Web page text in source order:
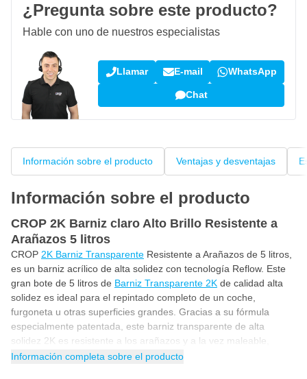
¿Pregunta sobre este producto?
Hable con uno de nuestros especialistas
Llamar E-mail WhatsApp
Chat
Información sobre el producto Ventajas y desventajas
Información sobre el producto
CROP 2K Barniz claro Alto Brillo Resistente a
Arañazos 5 litros
CROP 2K Barniz Transparente Resistente a Arañazos de 5 litros,
es un barniz acrílico de alta solidez con tecnología Reflow. Este
gran bote de 5 litros de Barniz Transparente 2K de calidad alta
solidez es ideal para el repintado completo de un coche,
furgoneta u otras superficies grandes. Gracias a su fórmula
especialmente patentada, este barniz transparente de alta
solidez 2K es resistente a los arañazos y a la vez maleable,
flexible y elástico. Este barniz transparente de alto brillo de 2
Información completa sobre el producto